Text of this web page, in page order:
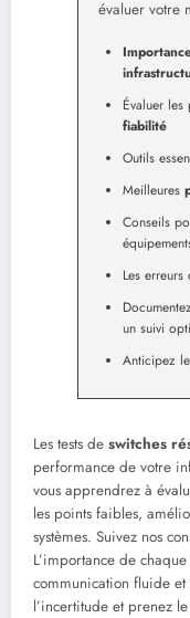
évaluer votre
Évaluer les
fiabilité
Outils
Meilleures
Conseils
Les
un suivi
Anticipez
Les tests de switches
performance de votre
vous apprendrez à
les points faibles,
systèmes. Suivez nos
L’importance de
communication fluide
l’incertitude et prenez